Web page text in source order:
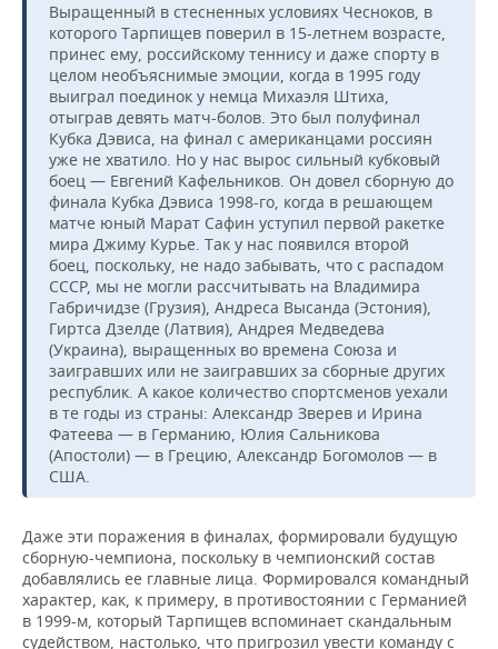
Выращенный в стесненных условиях Чесноков, в
которого Тарпищев поверил в 15-летнем возрасте,
принес ему, российскому теннису и даже спорту в
целом необъяснимые эмоции, когда в 1995 году
выиграл поединок у немца Михаэля Штиха,
отыграв девять матч-болов. Это был полуфинал
Кубка Дэвиса, на финал с американцами россиян
уже не хватило. Но у нас вырос сильный кубковый
боец — Евгений Кафельников. Он довел сборную до
финала Кубка Дэвиса 1998-го, когда в решающем
матче юный Марат Сафин уступил первой ракетке
мира Джиму Курье. Так у нас появился второй
боец, поскольку, не надо забывать, что с распадом
СССР, мы не могли рассчитывать на Владимира
Габричидзе (Грузия), Андреса Высанда (Эстония),
Гиртса Дзелде (Латвия), Андрея Медведева
(Украина), выращенных во времена Союза и
заигравших или не заигравших за сборные других
республик. А какое количество спортсменов уехали
в те годы из страны: Александр Зверев и Ирина
Фатеева — в Германию, Юлия Сальникова
(Апостоли) — в Грецию, Александр Богомолов — в
США.
Даже эти поражения в финалах, формировали будущую
сборную-чемпиона, поскольку в чемпионский состав
добавлялись ее главные лица. Формировался командный
характер, как, к примеру, в противостоянии с Германией
в 1999-м, который Тарпищев вспоминает скандальным
судейством, настолько, что пригрозил увести команду с